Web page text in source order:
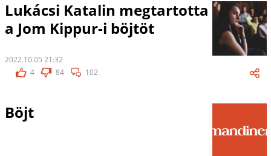
Lukácsi Katalin megtartotta
a Jom Kippur-i böjtöt
2022.10.05 21:32
4
84 102
Böjt